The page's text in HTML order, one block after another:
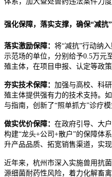
强化保障，落实支撑，确保“减抗
落实激励保障： 将“减抗”行动纳
示范场的单位，分别给予0.5万元
殖主体，在项目申报、认定等政策
夯实技术保障： 加强与高校、科
殖主体提供强有力的技术支持。
与指南，创新了“照单抓方”诊疗
做实优价保障： 在政府引导、大
构建“龙头+公司+散户”的保障体
升产品品质、拓宽销售渠道，实
近年来，杭州市深入实施兽用抗
源细菌耐药性风险，着力化解畜